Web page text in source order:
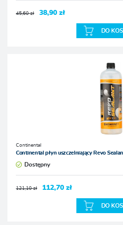
45,60 zł 38,90 zł
DO
Continental
Continental płyn uszczelniający Revo
Dostępny
121,10 zł 112,70 zł
DO